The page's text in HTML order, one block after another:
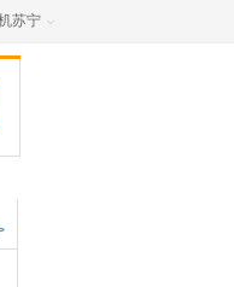
苏宁 